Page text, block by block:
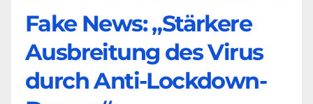
Fake News: „Stärkere
Ausbreitung des Virus
durch Anti-Lockdown-